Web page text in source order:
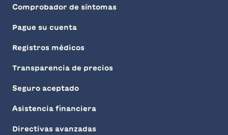
Comprobador de síntomas
Pague su cuenta
Registros médicos
Transparencia de precios
Seguro aceptado
Asistencia financiera
Directivas avanzadas